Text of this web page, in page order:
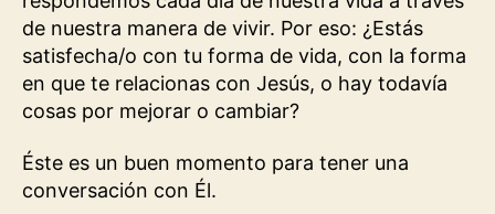
de nuestra manera de vivir. Por eso: ¿Estás
satisfecha/o con tu forma de vida, con la forma
en que te relacionas con Jesús, o hay todavía
cosas por mejorar o cambiar?
Éste es un buen momento para tener una
conversación con Él.